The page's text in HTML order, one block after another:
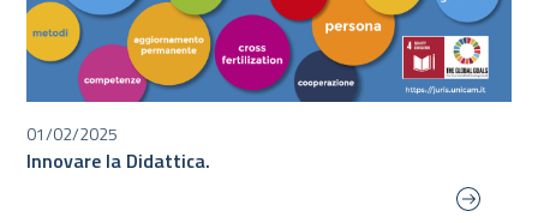
01/02/2025
Innovare la Didattica.